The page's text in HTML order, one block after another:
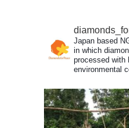
Japan based
in which
processed with
environmental